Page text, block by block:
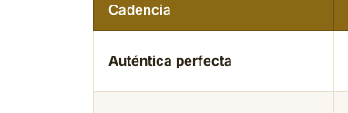
Cadencia
Auténtica perfecta